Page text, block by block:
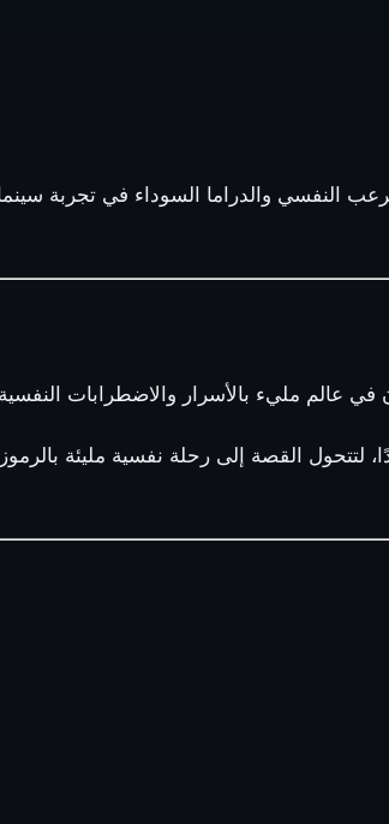
النفسي والدراما السوداء في تجربة
عالم مليء بالأسرار والاضطرابات
لتتحول القصة إلى رحلة نفسية مليئة بالرموز